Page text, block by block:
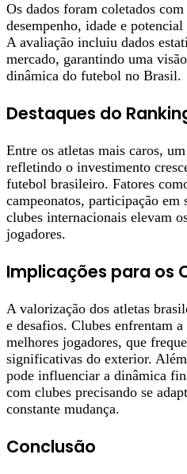
Os dados foram coletados com
desempenho, idade e
A avaliação incluiu dados
mercado, garantindo uma
dinâmica do futebol no Brasil.
Destaques do
Entre os atletas mais caros,
refletindo o investimento
futebol brasileiro. Fatores
campeonatos, participação em
clubes internacionais elevam
jogadores.
Implicações para os
A valorização dos atletas
e desafios. Clubes enfrentam
melhores jogadores, que
significativas do exterior.
pode influenciar a dinâmica
com clubes precisando se
constante mudança.
Conclusão